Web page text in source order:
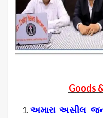
Goods
અમારા અસીલ